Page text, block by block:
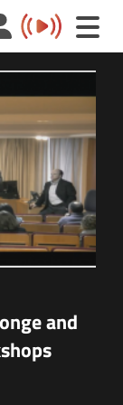
Toggle
and